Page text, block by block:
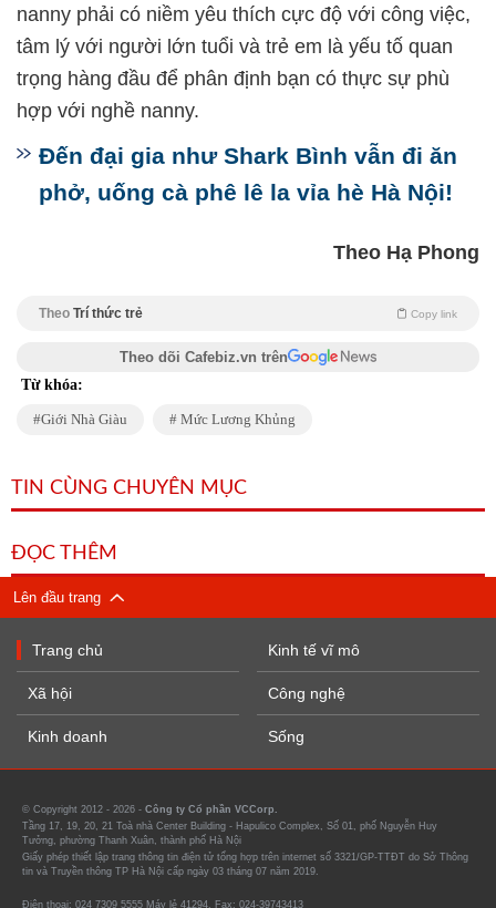
nanny phải có niềm yêu thích cực độ với công việc,
tâm lý với người lớn tuổi và trẻ em là yếu tố quan
trọng hàng đầu để phân định bạn có thực sự phù
hợp với nghề nanny.
Đến đại gia như Shark Bình vẫn đi ăn
phở, uống cà phê lê la vỉa hè Hà Nội!
Theo Hạ Phong
Theo Trí thức trẻ Copy link
Theo dõi Cafebiz.vn trên
Từ khóa:
Giới Nhà Giàu Mức Lương Khủng
TIN CÙNG CHUYÊN MỤC
ĐỌC THÊM
Lên đầu trang
Trang chủ
Xã hội
Kinh doanh
Kinh tế vĩ mô
Công nghệ
Sống
© Copyright 2012 - 2026 - Công ty Cổ phần VCCorp.
Tầng 17, 19, 20, 21 Toà nhà Center Building - Hapulico Complex, Số 01, phố Nguyễn Huy
Tưởng, phường Thanh Xuân, thành phố Hà Nội
Giấy phép thiết lập trang thông tin điện tử tổng hợp trên internet số 3321/GP-TTĐT do Sở Thông
tin và Truyền thông TP Hà Nội cấp ngày 03 tháng 07 năm 2019.
Điện thoại: 024 7309 5555 Máy lẻ 41294. Fax: 024-39743413